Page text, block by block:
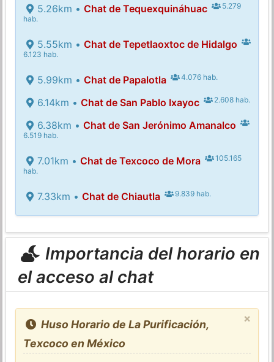
5.26km • Chat de Tequexquináhuac
5.279
hab.
5.55km • Chat de Tepetlaoxtoc de Hidalgo
6.123 hab.
5.99km • Chat de Papalotla 4.076 hab.
6.14km • Chat de San Pablo Ixayoc 2.608 hab.
6.38km • Chat de San Jerónimo Amanalco
6.519 hab.
7.01km • Chat de Texcoco de Mora
105.165
hab.
7.33km • Chat de Chiautla 9.839 hab.
Importancia del horario en
el acceso al chat
×
Huso Horario de La Purificación,
Texcoco en México